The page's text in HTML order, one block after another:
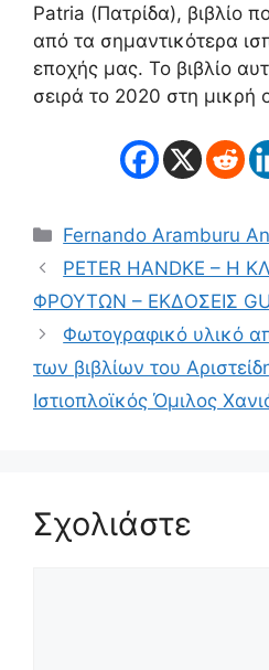
Patria (Πατρίδα), βιβλίο
από τα σημαντικότερα
εποχής μας. Το βιβλίο
σειρά το 2020 στη μικρή
Κατηγορίες
Fernando Aramburu
PETER HANDKE – Η
ΦΡΟΥΤΩΝ – ΕΚΔΟΣΕΙΣ
Φωτογραφικό υλικό
των βιβλίων του
Ιστιοπλοϊκός Όμιλος
Σχολιάστε